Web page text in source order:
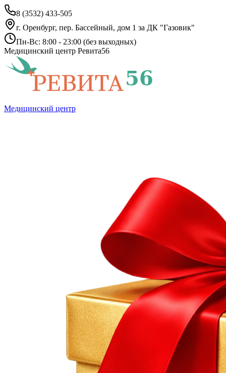
8 (3532) 433-505
г. Оренбург, пер. Бассейный, дом 1 за ДК "Газовик"
Пн-Вс: 8:00 - 23:00 (без выходных)
Медицинский центр Ревита56